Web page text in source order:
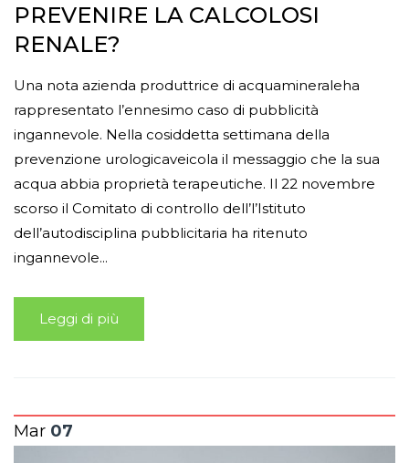
PREVENIRE LA CALCOLOSI
RENALE?
Una nota azienda produttrice di acquamineraleha
rappresentato l’ennesimo caso di pubblicità
ingannevole. Nella cosiddetta settimana della
prevenzione urologicaveicola il messaggio che la sua
acqua abbia proprietà terapeutiche. Il 22 novembre
scorso il Comitato di controllo dell’l’Istituto
dell’autodisciplina pubblicitaria ha ritenuto
ingannevole...
Leggi di più
Mar 07